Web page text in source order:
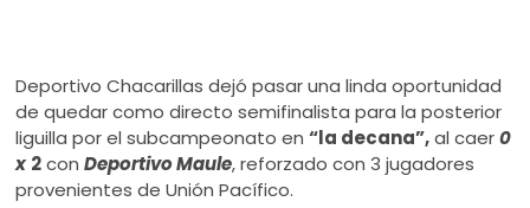
Deportivo Chacarillas dejó pasar una linda oportunidad
de quedar como directo semifinalista para la posterior
liguilla por el subcampeonato en“la decana”,al caer0
x 2conDeportivo Maule, reforzado con 3 jugadores
provenientes de Unión Pacífico.